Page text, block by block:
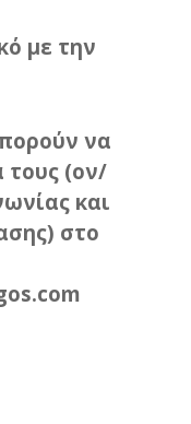
με την
να
τους (ον/
και
στο